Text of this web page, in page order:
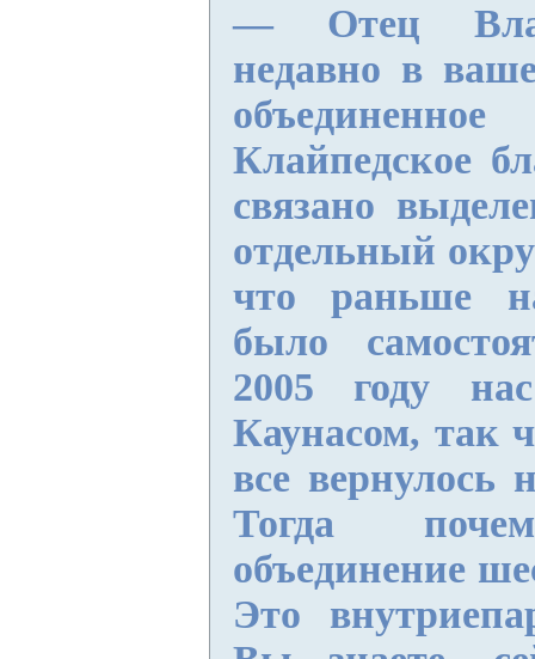
— Отец
недавно в
Клайпедское
связано
отдельный
что раньше
было
2005 году
Каунасом, так
все вернулось
Тогда
объединение
Это